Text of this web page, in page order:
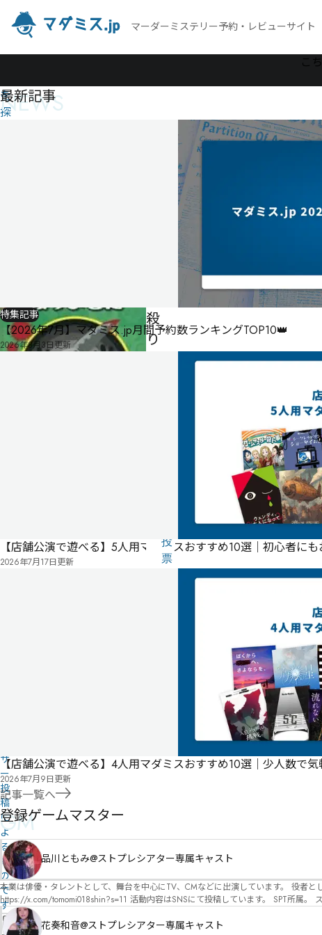
マーダーミステリー予約・レビューサイト
を
探
殺
り
る
リ
投
票
パッケージ
ザ
ー
投
稿
に
よ
る
も
の
で
す
情
こ
NEWS
最新記事
特集記事
【2026年7月】マダミス.jp月間予約数ランキングTOP10👑
2026年8月3日更新
【店舗公演で遊べる】5人用マダミスおすすめ10選｜初心者に
2026年7月17日更新
【店舗公演で遊べる】4人用マダミスおすすめ10選｜少人数で
2026年7月9日更新
記事一覧へ
GM
登録ゲームマスター
品川ともみ@ストプレシアター専属キャスト
本業は俳優・タレントとして、舞台を中心にTV、CMなどに出演しています。 役者としての視点から、皆様の物語体験を深めるお手伝いができればと思っています。
https://x.com/tomomi018shin?s=11 活動内容はSNSにて投稿しています。 SPT所属。 ストーリープレイングシアター「星詠みの標」にてGMデビュー。 ボードゲーム×体感型演劇 イマ
ーシブカフェ「コアクト」(不定期開催)出演中。
花奏和音@ストプレシアター専属キャスト